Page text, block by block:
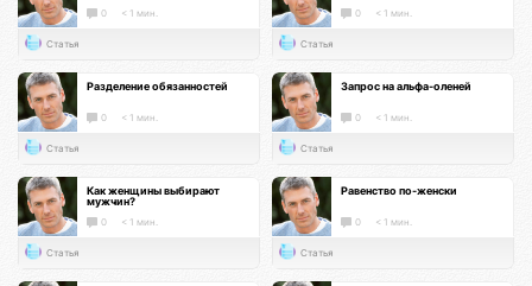
0 < 1 мин.
Статья
0 < 1 мин.
Статья
Разделение обязанностей
0 < 1 мин.
Статья
Запрос на альфа-оленей
0 < 1 мин.
Статья
Как женщины выбирают
мужчин?
0 < 1 мин.
Статья
Равенство по-женски
0 < 1 мин.
Статья